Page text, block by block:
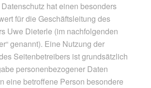
hat einen besonders
für die Geschäftsleitung des
Uwe Dieterle (im nachfolgenden
genannt). Eine Nutzung der
Seitenbetreibers ist grundsätzlich
personenbezogener Daten
eine betroffene Person besondere